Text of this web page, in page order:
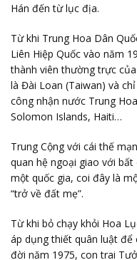
Hán đến từ lục địa.
Từ khi Trung Hoa Dân
Liên Hiệp Quốc vào năm
thành viên thường trực
là Đài Loan (Taiwan) và
công nhận nước Trung
Solomon Islands, Haiti…
Trung Cộng với cái thế
quan hệ ngoại giao với
một quốc gia, coi đây là
“trở về đất mẹ”.
Từ khi bỏ chạy khỏi Hoa
áp dụng thiết quân luật để
đời năm 1975, con trai